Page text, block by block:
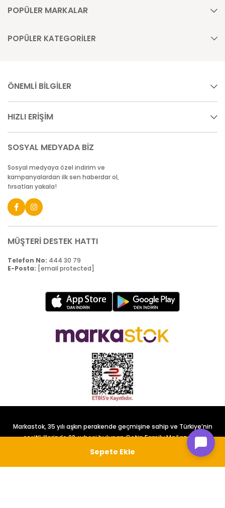
POPÜLER MARKALAR
POPÜLER KATEGORİLER
ÖNEMLİ BİLGİLER
HIZLI ERİŞİM
SOSYAL MEDYADA BİZ
Sosyal medyaya özel indirim ve
kampanyalardan ilk sen haberdar ol,
fırsatları yakala!
MÜŞTERİ DESTEK HATTI
Telefon No: 444 30 79
E-Posta: [email protected]
Markastok, 35 yılı aşkın perakende geçmişine sahip ve Türkiye’nin
çeşitli illerinde 22 şubesi bulunan Çetin Family Mağazacılık
tarafından kurulmuştur.